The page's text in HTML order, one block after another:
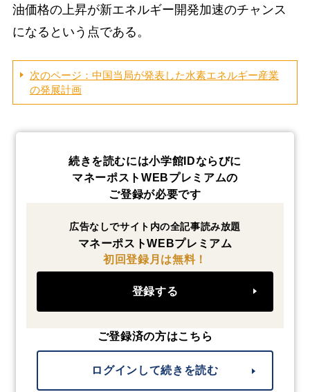
油価格の上昇が新エネルギー開発加速のチャンス
になるという点である。
次のページ：中国当局が発表した水素エネルギー産業
の発展計画
続きを読むには小学館IDならびに
マネーポストWEBプレミアムの
ご登録が必要です
広告なしでサイト内の全記事読み放題
マネーポストWEBプレミアム
初回登録月は無料！
登録する
ご登録済の方はこちら
ログインして続きを読む